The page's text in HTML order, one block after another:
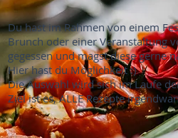
Du hast im Rahmen von einem
Brunch oder einer Veranstaltung
gegessen und magst diese gerne
Hier hast du Möglichkeit :)
Die Auswahl wird sich im Laufe
Ziel ist es, ALLE Rezepte